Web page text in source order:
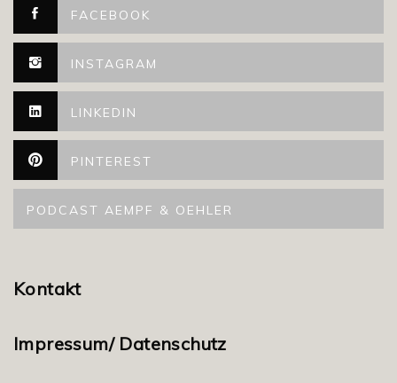
FACEBOOK
INSTAGRAM
LINKEDIN
PINTEREST
PODCAST AEMPF & OEHLER
Kontakt
Impressum/ Datenschutz